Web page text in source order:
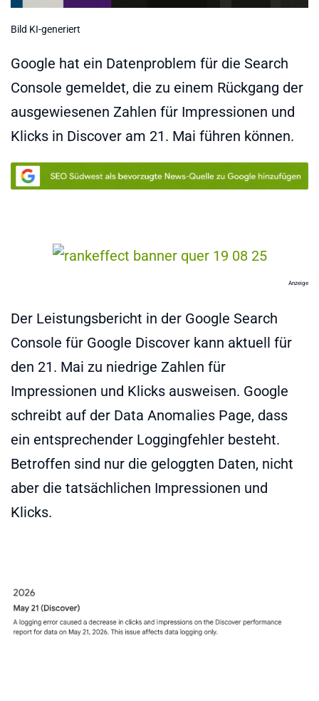
Bild KI-generiert
Google hat ein Datenproblem für die Search
Console gemeldet, die zu einem Rückgang der
ausgewiesenen Zahlen für Impressionen und
Klicks in Discover am 21. Mai führen können.
Anzeige
Der Leistungsbericht in der Google Search
Console für Google Discover kann aktuell für
den 21. Mai zu niedrige Zahlen für
Impressionen und Klicks ausweisen. Google
schreibt auf der Data Anomalies Page, dass
ein entsprechender Loggingfehler besteht.
Betroffen sind nur die geloggten Daten, nicht
aber die tatsächlichen Impressionen und
Klicks.